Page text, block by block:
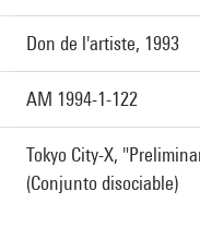
Don de l'artiste, 1993
AM 1994-1-122
Tokyo City-X,
(Conjunto disociable)